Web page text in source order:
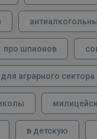
про шпионов
для аграрного сектора
в детскую